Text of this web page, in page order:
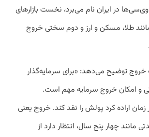
در ایران نام می‌برد، نخست بازارهای
طلا، مسکن و ارز و دوم سختی خروج
خروج توضیح می‌دهد: «برای سرمایه‌گذار
و امکان خروج سرمایه مهم است.
اراده کرد پولش را نقد کند. خروج یعنی
مانند چهار پنج سال، انتظار دارد از